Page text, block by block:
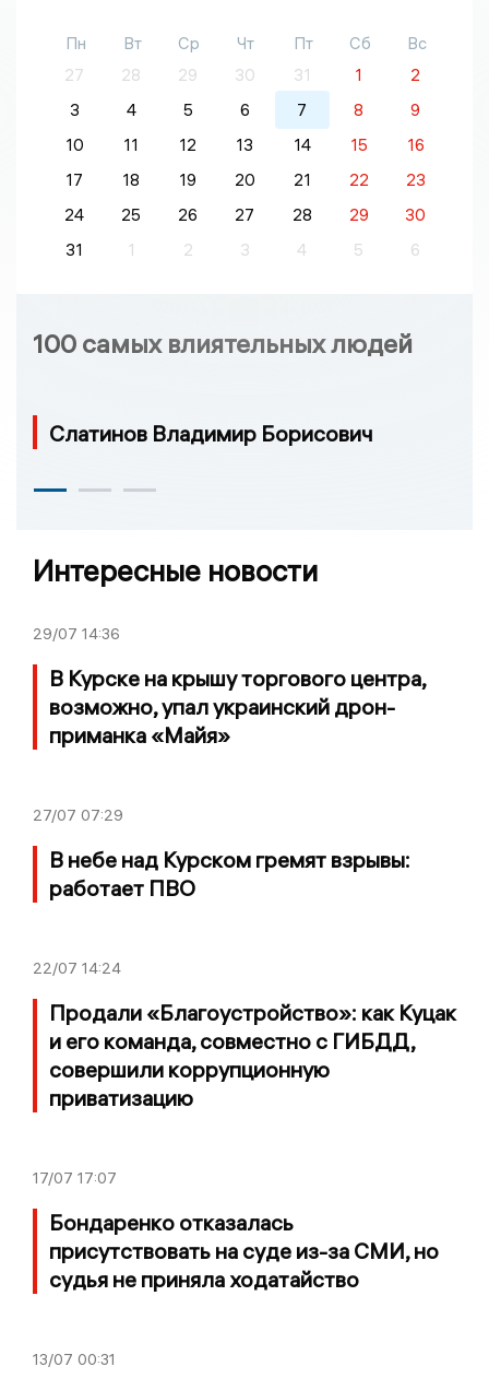
Пн Вт Ср Чт Пт Сб
Вс
27
28 29 30 31 1
2
3
4 5 6 7 8
9
10
11 12 13 14 15
16
17
18 19 20 21 22
23
24
25 26 27 28 29
30
31
1 2 3 4 5 6
100 самых влиятельных людей
Слатинов Владимир Борисович
Интересные новости
29/07 14:36
В Курске на крышу торгового центра,
возможно, упал украинский дрон-
приманка «Майя»
27/07 07:29
В небе над Курском гремят взрывы:
работает ПВО
22/07 14:24
Продали «Благоустройство»: как Куцак
и его команда, совместно с ГИБДД,
совершили коррупционную
приватизацию
17/07 17:07
Бондаренко отказалась
присутствовать на суде из-за СМИ, но
судья не приняла ходатайство
13/07 00:31